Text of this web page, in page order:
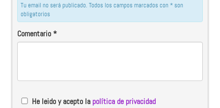
Tu email no será publicado. Todos los campos marcados con * son
obligatorios
Comentario*
He leido y acepto la política de privacidad